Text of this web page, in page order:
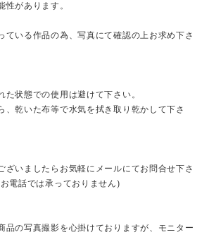
性があります。
ている作品の為、写真にて確認の上お求め下さ
た状態での使用は避けて下さい。
、乾いた布等で水気を拭き取り乾かして下さ
ざいましたらお気軽にメールにてお問合せ下さ
電話では承っておりません)
品の写真撮影を心掛けておりますが、モニター